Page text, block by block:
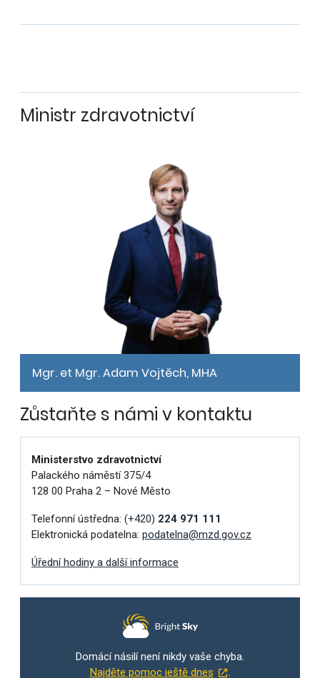
Ministr zdravotnictví
Mgr. et Mgr. Adam Vojtěch, MHA
Zůstaňte s námi v kontaktu
Ministerstvo zdravotnictví
Palackého náměstí 375/4
128 00 Praha 2 – Nové Město
Telefonní ústředna: (+420) 224 971 111
Elektronická podatelna: podatelna@mzd.gov.cz
Úřední hodiny a další informace
Domácí násilí není nikdy vaše chyba.
Najděte pomoc ještě dnes